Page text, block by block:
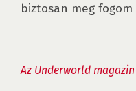
biztosan meg fogom
Az Underworld